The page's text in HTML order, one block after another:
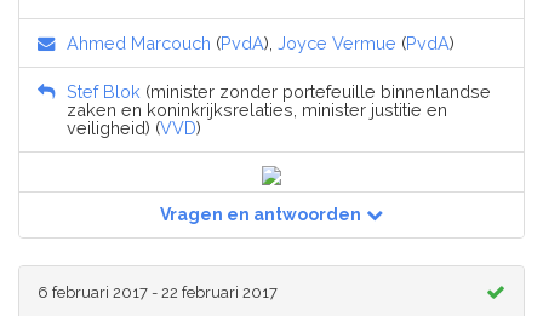
Ahmed Marcouch (PvdA), Joyce Vermue (PvdA)
Stef Blok (minister zonder portefeuille binnenlandse
zaken en koninkrijksrelaties, minister justitie en
veiligheid) (VVD)
Vragen en antwoorden
6 februari 2017 - 22 februari 2017